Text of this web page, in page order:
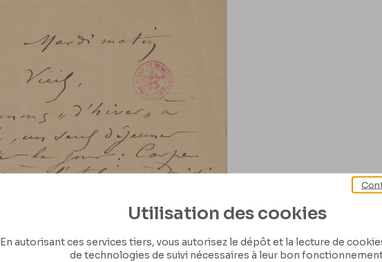
Utilisation des cookies
En autorisant ces services tiers, vous autorisez le dépôt et la lecture de
de technologies de suivi nécessaires à leur bon